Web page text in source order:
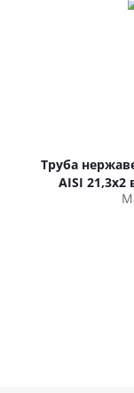
Труба
AISI 21,3х2